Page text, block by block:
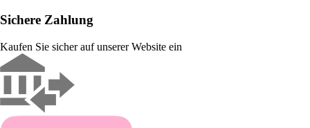
Sichere Zahlung
Kaufen Sie sicher auf unserer Website ein